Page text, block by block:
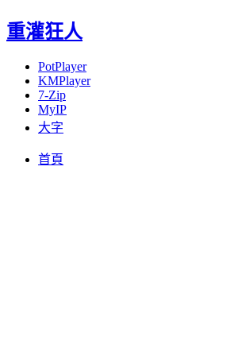
重灌狂人
PotPlayer
KMPlayer
7-Zip
MyIP
大字
首頁